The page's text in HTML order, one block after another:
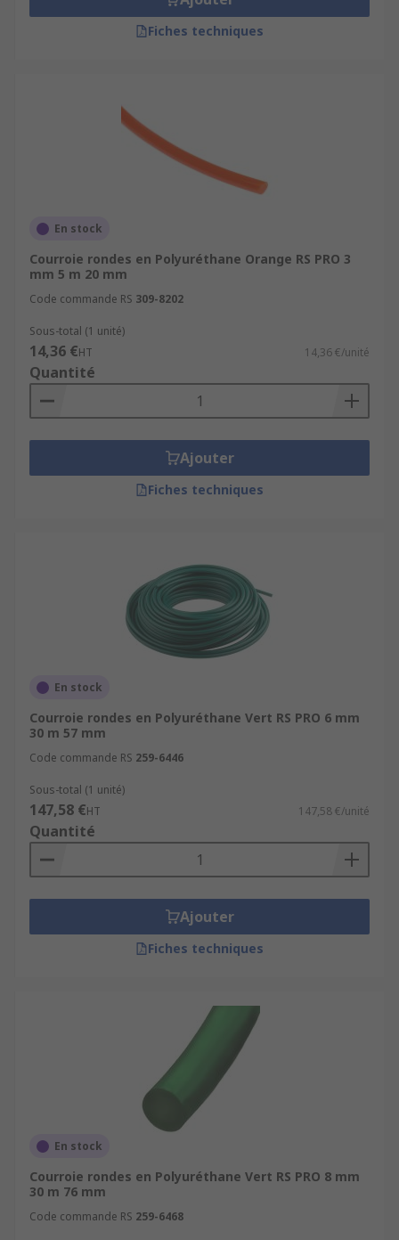
Fiches techniques
En stock
Courroie rondes en Polyuréthane Orange RS PRO 3
mm 5 m 20 mm
Code commande RS 309-8202
Sous-total (1 unité)
14,36 €HT 14,36 €/unité
Quantité
Ajouter
Fiches techniques
En stock
Courroie rondes en Polyuréthane Vert RS PRO 6 mm
30 m 57 mm
Code commande RS 259-6446
Sous-total (1 unité)
147,58 €HT 147,58 €/unité
Quantité
Ajouter
Fiches techniques
En stock
Courroie rondes en Polyuréthane Vert RS PRO 8 mm
30 m 76 mm
Code commande RS 259-6468